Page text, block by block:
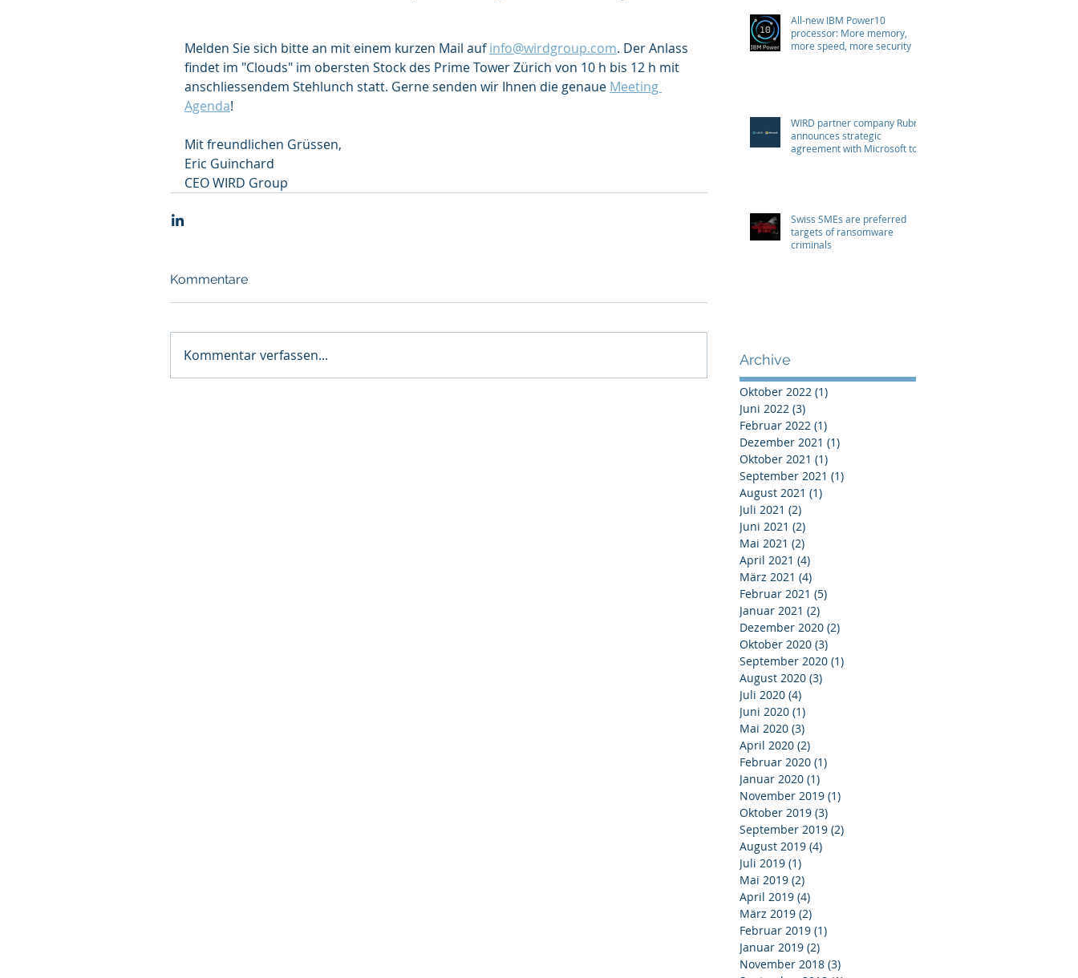
Melden Sie sich bitte an mit einem kurzen Mail auf info@wirdgroup.com. Der Anlass
findet im "Clouds" im obersten Stock des Prime Tower Zürich von 10 h bis 12 h mit
anschliessendem Stehlunch statt. Gerne senden wir Ihnen die genaue Meeting
Agenda!
Mit freundlichen Grüssen,
Eric Guinchard
CEO WIRD Group
Kommentare
Kommentar verfassen...
All-new IBM Power10
processor: More memory,
more speed, more security
WIRD partner company Rubrik
announces strategic
agreement with Microsoft to
Swiss SMEs are preferred
targets of ransomware
criminals
Archive
Oktober 2022 (1)
Juni 2022 (3)
Februar 2022 (1)
Dezember 2021 (1)
Oktober 2021 (1)
September 2021 (1)
August 2021 (1)
Juli 2021 (2)
Juni 2021 (2)
Mai 2021 (2)
April 2021 (4)
März 2021 (4)
Februar 2021 (5)
Januar 2021 (2)
Dezember 2020 (2)
Oktober 2020 (3)
September 2020 (1)
August 2020 (3)
Juli 2020 (4)
Juni 2020 (1)
Mai 2020 (3)
April 2020 (2)
Februar 2020 (1)
Januar 2020 (1)
November 2019 (1)
Oktober 2019 (3)
September 2019 (2)
August 2019 (4)
Juli 2019 (1)
Mai 2019 (2)
April 2019 (4)
März 2019 (2)
Februar 2019 (1)
Januar 2019 (2)
November 2018 (3)